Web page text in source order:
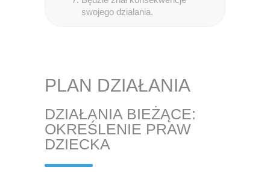
swojego działania.
PLAN DZIAŁANIA
DZIAŁANIA BIEŻĄCE:
OKREŚLENIE PRAW
DZIECKA